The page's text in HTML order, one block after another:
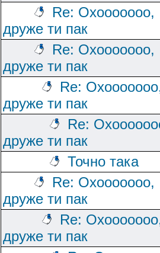
Re: Охооооооо,
друже ти пак
Re: Охооооооо,
друже ти пак
Re:
друже ти пак
Re:
друже ти пак
Точно така
Re: Охооооооо,
друже ти пак
Re:
друже ти пак